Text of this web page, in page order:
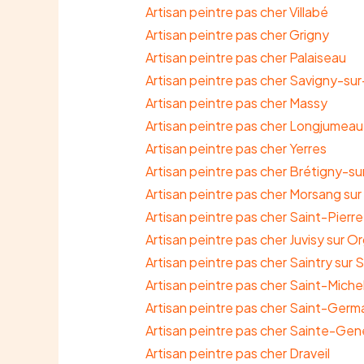
Artisan peintre pas cher Villabé
Artisan peintre pas cher Grigny
Artisan peintre pas cher Palaiseau
Artisan peintre pas cher Savigny-
Artisan peintre pas cher Massy
Artisan peintre pas cher Longjumeau
Artisan peintre pas cher Yerres
Artisan peintre pas cher Brétigny-
Artisan peintre pas cher Morsang
Artisan peintre pas cher Saint-
Artisan peintre pas cher Juvisy sur
Artisan peintre pas cher Saintry sur
Artisan peintre pas cher Saint-
Artisan peintre pas cher Saint-
Artisan peintre pas cher Sainte-
Artisan peintre pas cher Draveil